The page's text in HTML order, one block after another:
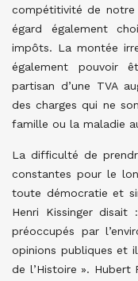
compétitivité de
égard également
impôts. La montée
également pouvoir
partisan d’une TVA
des charges qui ne
famille ou la maladie
La difficulté de
constantes pour le
toute démocratie et
Henri Kissinger
préoccupés par
opinions publiques et
de l’Histoire ». Hubert